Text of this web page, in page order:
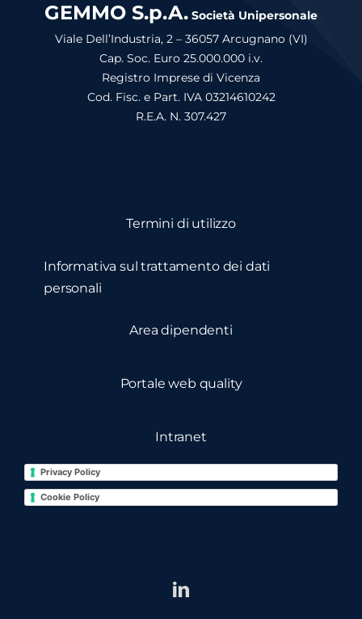
GEMMO S.p.A. Società Unipersonale
Viale Dell’Industria, 2 – 36057 Arcugnano (VI)
Cap. Soc. Euro 25.000.000 i.v.
Registro Imprese di Vicenza
Cod. Fisc. e Part. IVA 03214610242
R.E.A. N. 307.427
Termini di utilizzo
Informativa sul trattamento dei dati
personali
Area dipendenti
Portale web quality
Intranet
Privacy Policy
Cookie Policy